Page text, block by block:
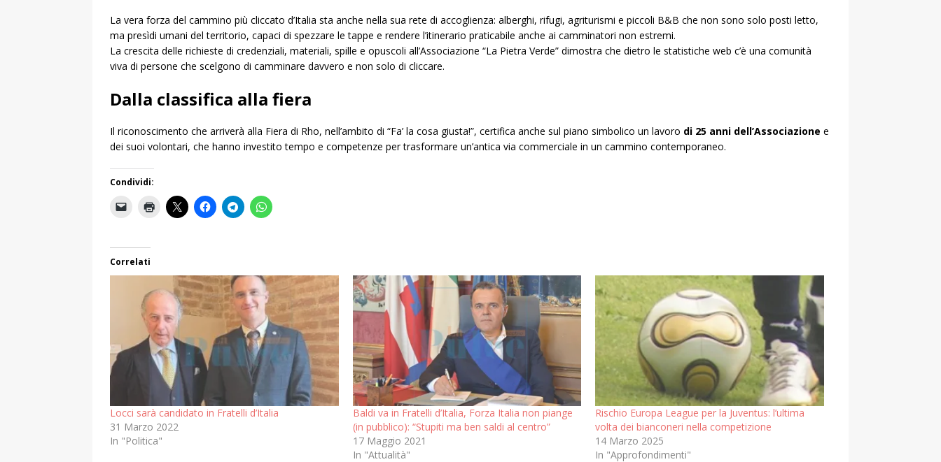
La vera forza del cammino più cliccato d’Italia sta anche nella sua rete di accoglienza: alberghi, rifugi, agriturismi e piccoli B&B che non sono solo posti letto,
ma presìdi umani del territorio, capaci di spezzare le tappe e rendere l’itinerario praticabile anche ai camminatori non estremi.
La crescita delle richieste di credenziali, materiali, spille e opuscoli all’Associazione “La Pietra Verde” dimostra che dietro le statistiche web c’è una comunità
viva di persone che scelgono di camminare davvero e non solo di cliccare.
Dalla classifica alla fiera
Il riconoscimento che arriverà alla Fiera di Rho, nell’ambito di “Fa’ la cosa giusta!”, certifica anche sul piano simbolico un lavoro di 25 anni dell’Associazione e
dei suoi volontari, che hanno investito tempo e competenze per trasformare un’antica via commerciale in un cammino contemporaneo.
Condividi:
Correlati
Locci sarà candidato in Fratelli d’Italia
31 Marzo 2022
In "Politica"
Baldi va in Fratelli d’Italia, Forza Italia non piange
(in pubblico): “Stupiti ma ben saldi al centro”
17 Maggio 2021
In "Attualità"
Rischio Europa League per la Juventus: l’ultima
volta dei bianconeri nella competizione
14 Marzo 2025
In "Approfondimenti"